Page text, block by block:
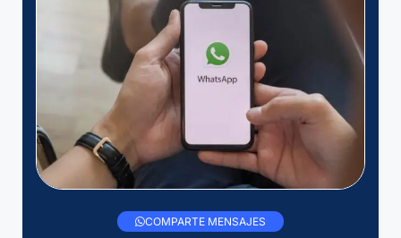
COMPARTE MENSAJES